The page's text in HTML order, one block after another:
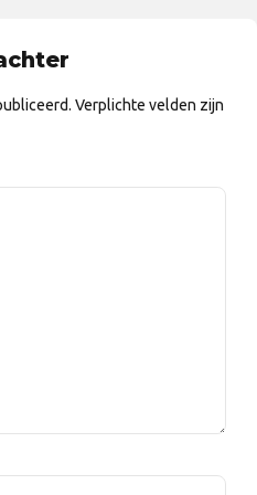
Verplichte velden zijn